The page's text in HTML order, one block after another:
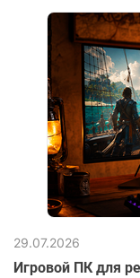
сильнее, чем
29.07.2026
Игровой ПК для